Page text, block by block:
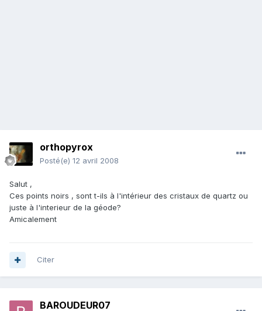
orthopyrox
Posté(e) 12 avril 2008
Salut ,
Ces points noirs , sont t-ils à l'intérieur des cristaux de quartz ou
juste à l'interieur de la géode?
Amicalement
Citer
BAROUDEUR07